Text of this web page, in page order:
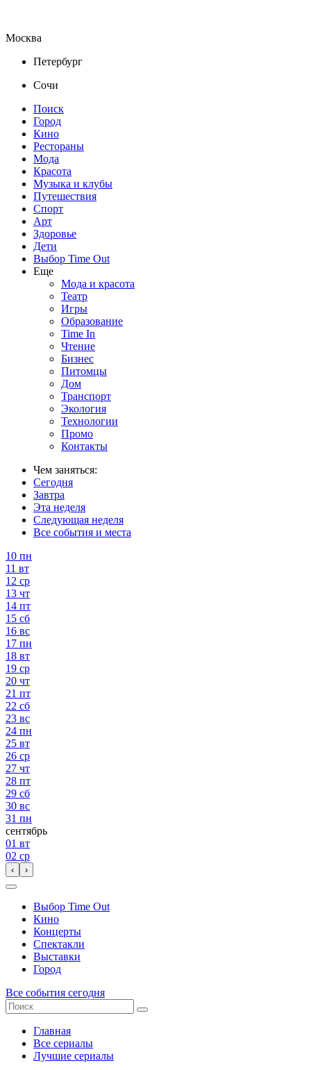
Москва
Петербург
Сочи
Поиск
Город
Кино
Рестораны
Мода
Красота
Музыка и клубы
Путешествия
Спорт
Арт
Здоровье
Дети
Выбор Time Out
Еще
Мода и красота
Театр
Игры
Образование
Time In
Чтение
Бизнес
Питомцы
Дом
Транспорт
Экология
Технологии
Промо
Контакты
Чем заняться:
Сегодня
Завтра
Эта неделя
Следующая неделя
Все события и места
10 пн
11 вт
12 ср
13 чт
14 пт
15 сб
16 вс
17 пн
18 вт
19 ср
20 чт
21 пт
22 сб
23 вс
24 пн
25 вт
26 ср
27 чт
28 пт
29 сб
30 вс
31 пн
сентябрь
01 вт
02 ср
‹ ›
Выбор Time Out
Кино
Концерты
Спектакли
Выставки
Город
Все события сегодня
Главная
Все сериалы
Лучшие сериалы